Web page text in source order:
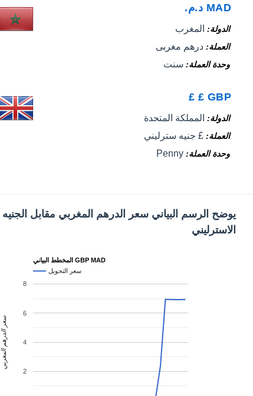
MAD د.م.
الدولة المغرب
العملة درهم مغربى
وحدة العملة سنت
GBP
£
£
الدولة المملكة المتحدة
العملة £ جنيه سترليني
وحدة العملة Penny
يوضح الرسم البياني سعر الدرهم المغربي مقابل الجنيه
الاسترليني
المخطط البياني GBP MAD
سعر التحويل
2
4
6
8
سعر الدرهم المغربي